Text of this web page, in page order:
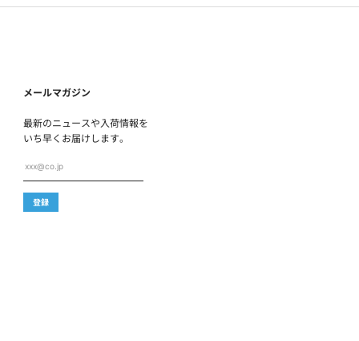
メールマガジン
最新のニュースや入荷情報を
いち早くお届けします。
xxx@co.jp
登録